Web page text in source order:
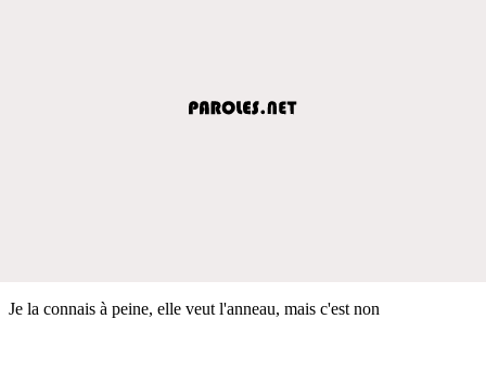
Je la connais à peine, elle veut l'anneau, mais c'est non